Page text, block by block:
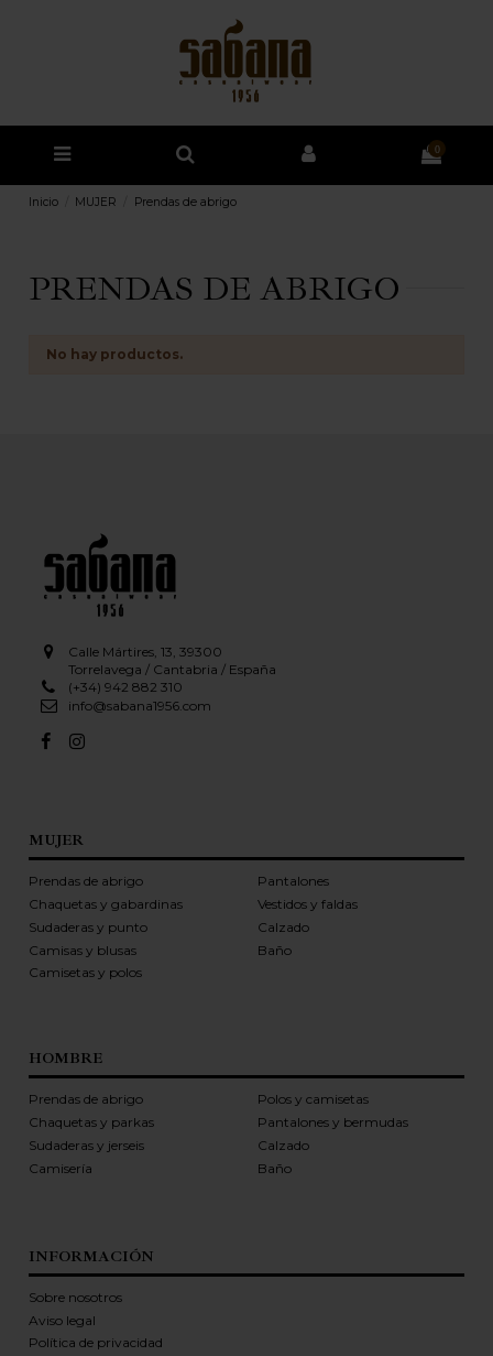
0
Inicio MUJER Prendas de abrigo
PRENDAS DE ABRIGO
No hay productos.
Calle Mártires, 13, 39300
Torrelavega / Cantabria / España
(+34) 942 882 310
info@sabana1956.com
MUJER
Prendas de abrigo
Chaquetas y gabardinas
Sudaderas y punto
Camisas y blusas
Camisetas y polos
Pantalones
Vestidos y faldas
Calzado
Baño
HOMBRE
Prendas de abrigo
Chaquetas y parkas
Sudaderas y jerseis
Camisería
Polos y camisetas
Pantalones y bermudas
Calzado
Baño
INFORMACIÓN
Sobre nosotros
Aviso legal
Política de privacidad